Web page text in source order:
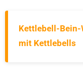
Kettlebell-
mit Kettlebells